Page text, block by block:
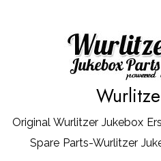
Original Wurlitzer Jukebox
Spare Parts-Wurlitzer